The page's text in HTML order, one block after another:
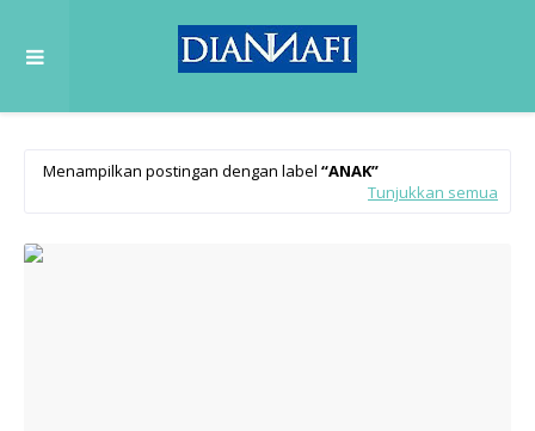
Menampilkan postingan dengan label ANAK
Tunjukkan semua